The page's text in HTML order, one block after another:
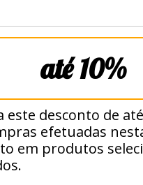
até 10%
este desconto de
efetuadas
em produtos